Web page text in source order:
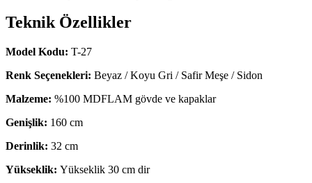
Teknik Özellikler
Model Kodu: T-27
Renk Seçenekleri: Beyaz / Koyu Gri / Safir Meşe / Sidon
Malzeme: %100 MDFLAM gövde ve kapaklar
Genişlik: 160 cm
Derinlik: 32 cm
Yükseklik: Yükseklik 30 cm dir